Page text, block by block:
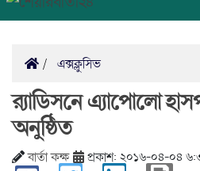
এক্সক্লুসিভ
‌র‌্যাডিসনে এ্যাপোলো
অনুষ্ঠিত
বার্তা কক্ষ প্রকাশ: ২০১৬-০৪-০৪